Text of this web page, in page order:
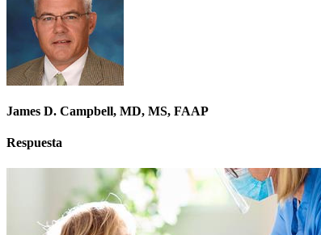
James D. Campbell, MD, MS, FAAP
Respuesta